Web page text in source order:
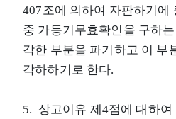
407조에 의하여 자판하기에
중 가등기무효확인을 구하
각한 부분을 파기하고 이 부
각하하기로 한다.
5. 상고이유 제4점에 대하여